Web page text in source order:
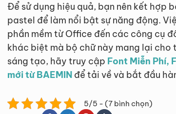
Để sử dụng hiệu quả, bạn nên kết hợp
pastel để làm nổi bật sự năng động.
phần mềm từ Office đến các công cụ
khác biệt mà bộ chữ này mang lại cho
sáng tạo, hãy truy cập Font Miễn Phí,
mới từ BAEMIN để tải về và bắt đầu
5/5 - (7 bình chọn)